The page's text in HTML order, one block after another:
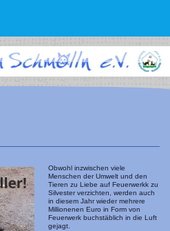
Obwohl inzwischen viele
Menschen der Umwelt und den
Tieren zu Liebe auf Feuerwerkk zu
Silvester verzichten, werden auch
in diesem Jahr wieder mehrere
Millionenen Euro in Form von
Feuerwerk buchstäblich in die Luft
gejagt.